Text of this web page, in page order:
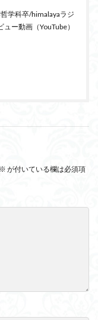
学科卒/himalayaラジ
ー動画（YouTube）
※ が付いている欄は必須項